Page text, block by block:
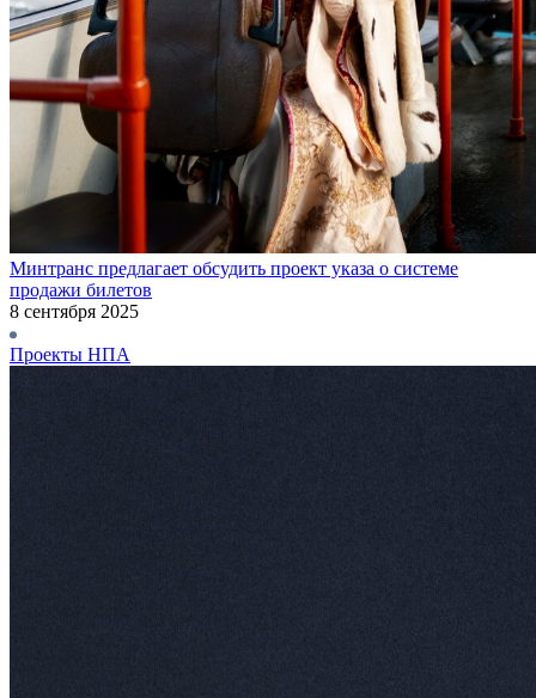
Минтранс предлагает обсудить проект указа о системе
продажи билетов
8 сентября 2025
Проекты НПА